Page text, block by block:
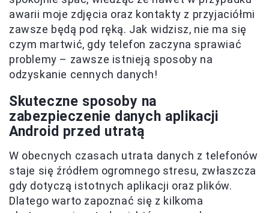
awarii moje zdjęcia oraz kontakty z przyjaciółmi
zawsze będą pod ręką. Jak widzisz, nie ma się
czym martwić, gdy telefon zaczyna sprawiać
problemy – zawsze istnieją sposoby na
odzyskanie cennych danych!
Skuteczne sposoby na
zabezpieczenie danych aplikacji
Android przed utratą
W obecnych czasach utrata danych z telefonów
staje się źródłem ogromnego stresu, zwłaszcza
gdy dotyczą istotnych aplikacji oraz plików.
Dlatego warto zapoznać się z kilkoma